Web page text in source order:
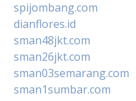
spijombang.com
dianflores.id
sman48jkt.com
sman26jkt.com
sman03semarang.com
sman1sumbar.com